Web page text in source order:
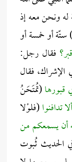
له ونحن معه إذ
ستّة أو خمسة أو
فقال رجل:
الإشراك، فقال
قبورها(تُمتَحَنُ
تدافنوا(فلوْلا
أن يسمعكم من
الحديث ثُبوت